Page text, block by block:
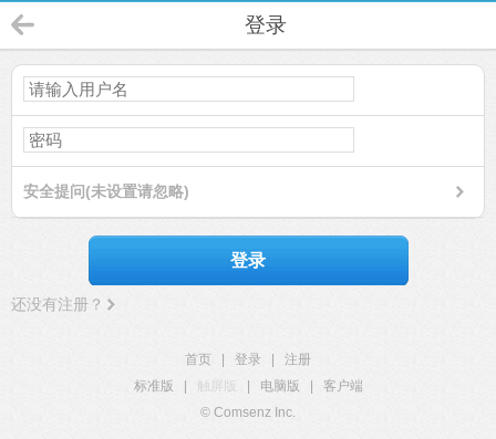
登录
安全提问(未设置请忽略)
登录
还没有注册？
首页 登录
注册
标准版
触屏版 电脑版
客户端
© Comsenz Inc.